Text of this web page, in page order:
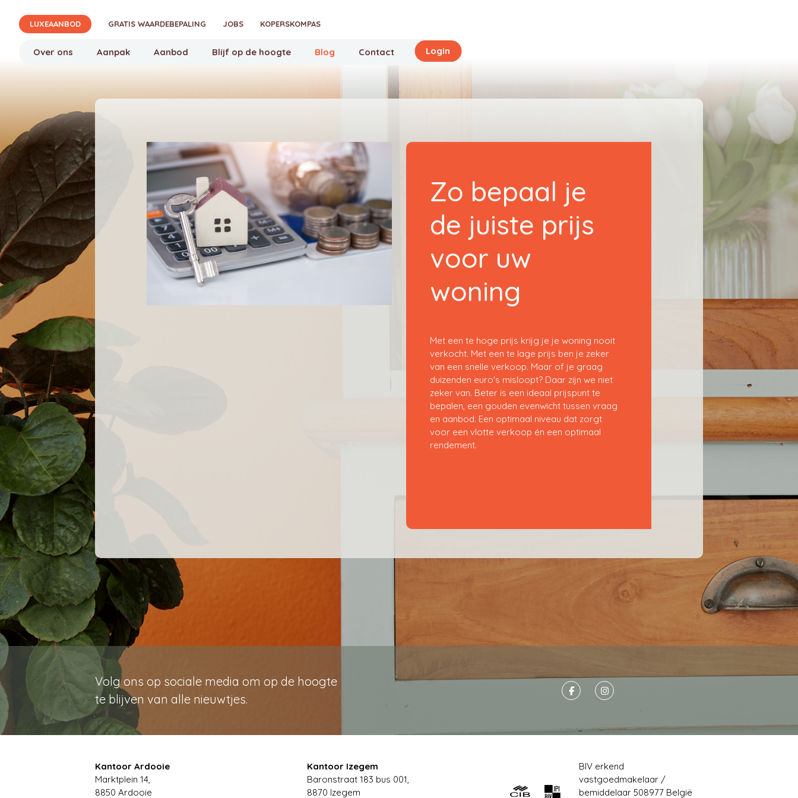
Verjon
LUXEAANBOD GRATIS WAARDEBEPALING JOBS KOPERSKOMPAS
Over ons Aanpak Aanbod Blijf op de hoogte Blog Contact Login
Te huur
Zo bepaal je
de juiste prijs
voor uw
woning
Met een te hoge prijs krijg je je woning nooit
verkocht. Met een te lage prijs ben je zeker
van een snelle verkoop. Maar of je graag
duizenden euro's misloopt? Daar zijn we niet
zeker van. Beter is een ideaal prijspunt te
bepalen, een gouden evenwicht tussen vraag
en aanbod. Een optimaal niveau dat zorgt
voor een vlotte verkoop én een optimaal
rendement.
Volg ons op sociale media om op de hoogte
te blijven van alle nieuwtjes.
Kantoor Ardooie
Marktplein 14,
8850 Ardooie
Kantoor Izegem
Baronstraat 183 bus 001,
8870 Izegem
BIV erkend
vastgoedmakelaar /
bemiddelaar 508977 België